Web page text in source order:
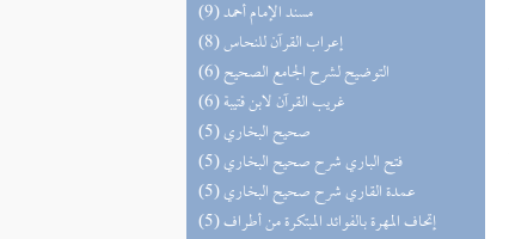
(9) مسند الإمام أحمد
(8) إعراب القرآن للنحاس
(6) التوضيح لشرح الجامع الصحيح
(6) غريب القرآن لابن قتيبة
(5) صحيح البخاري
(5) فتح الباري شرح صحيح البخاري
(5) عمدة القاري شرح صحيح البخاري
(5) إتحاف المهرة بالفوائد المبتكرة من أطراف